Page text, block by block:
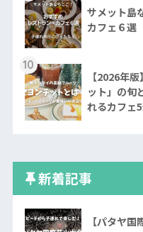
サメット島
カフェ６選
10
【2026年
ット」の旬
れるカフェ
新着記事
【パタヤ